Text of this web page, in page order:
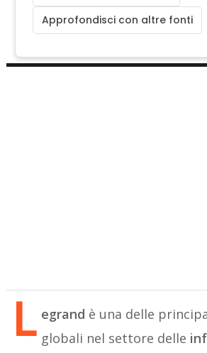
Approfondisci con altre fonti
L egrand è una delle
globali nel settore delle